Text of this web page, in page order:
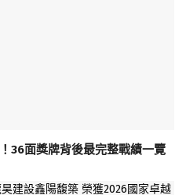
36面獎牌背後最完整戰績一覽